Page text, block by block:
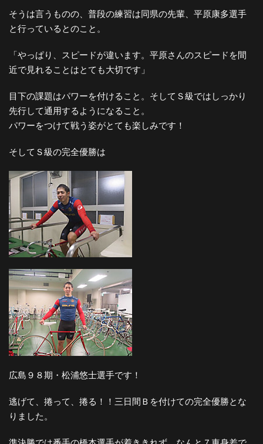
そうは言うものの、普段の練習は同県の先輩、平原康多選手
と行っているとのこと。
「やっぱり、スピードが違います。平原さんのスピードを間
近で見れることはとても大切です」
目下の課題はパワーを付けること。そしてＳ級ではしっかり
先行して通用するようになること。
パワーをつけて戦う姿がとても楽しみです！
そしてＳ級の完全優勝は
広島９８期・松浦悠士選手です！
逃げて、捲って、捲る！！三日間Ｂを付けての完全優勝とな
りました。